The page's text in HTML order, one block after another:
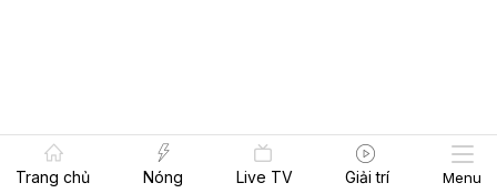
Trang chủ Nóng Live TV Giải trí Menu